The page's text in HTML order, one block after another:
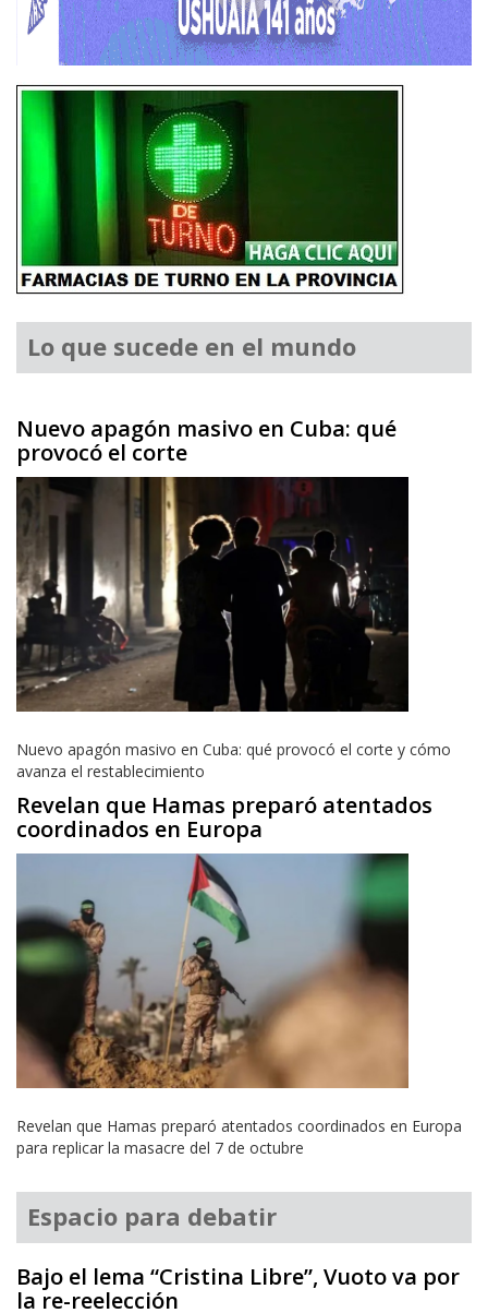
Lo que sucede en el mundo
Nuevo apagón masivo en Cuba: qué
provocó el corte
Nuevo apagón masivo en Cuba: qué provocó el corte y cómo
avanza el restablecimiento
Revelan que Hamas preparó atentados
coordinados en Europa
Revelan que Hamas preparó atentados coordinados en Europa
para replicar la masacre del 7 de octubre
Espacio para debatir
Bajo el lema “Cristina Libre”, Vuoto va por
la re-reelección